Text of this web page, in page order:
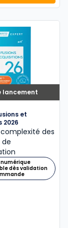
lancement
et
2026
des
dès validation